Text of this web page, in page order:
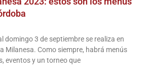
domingo 3 de septiembre se realiza en
Milanesa. Como siempre, habrá menús
eventos y un torneo que